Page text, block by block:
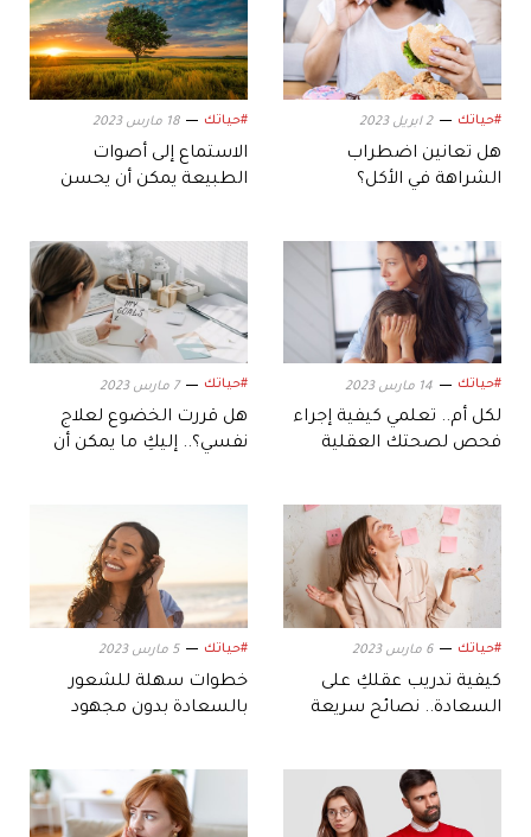
#حياتك 2 ابريل 2023
هل تعانين اضطراب
الشراهة في الأكل؟
#حياتك 18 مارس 2023
الاستماع إلى أصوات
الطبيعة يمكن أن يحسن
#حياتك 14 مارس 2023
لكل أم.. تعلمي كيفية إجراء
فحص لصحتك العقلية
#حياتك 7 مارس 2023
هل قررت الخضوع لعلاج
نفسي؟.. إليكِ ما يمكن أن
#حياتك 6 مارس 2023
كيفية تدريب عقلكِ على
السعادة.. نصائح سريعة
#حياتك 5 مارس 2023
خطوات سهلة للشعور
بالسعادة بدون مجهود